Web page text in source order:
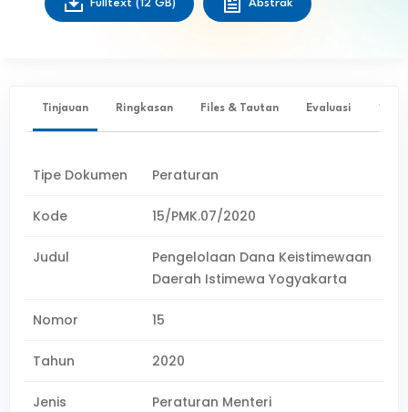
Fulltext (12 GB) Abstrak
Tinjauan Ringkasan Files & Tautan Evaluasi ✨
Tipe Dokumen Peraturan
Kode 15/PMK.07/2020
Judul
Pengelolaan Dana Keistimewaan
Daerah Istimewa Yogyakarta
Nomor 15
Tahun 2020
Jenis
Peraturan Menteri